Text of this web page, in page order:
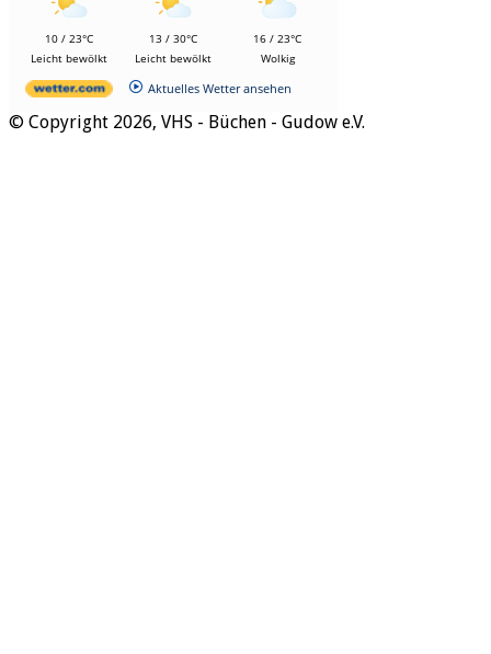
10 / 23°C
Leicht bewölkt
13 / 30°C
Leicht bewölkt
16 / 23°C
Wolkig
Aktuelles Wetter ansehen
© Copyright 2026, VHS - Büchen - Gudow e.V.